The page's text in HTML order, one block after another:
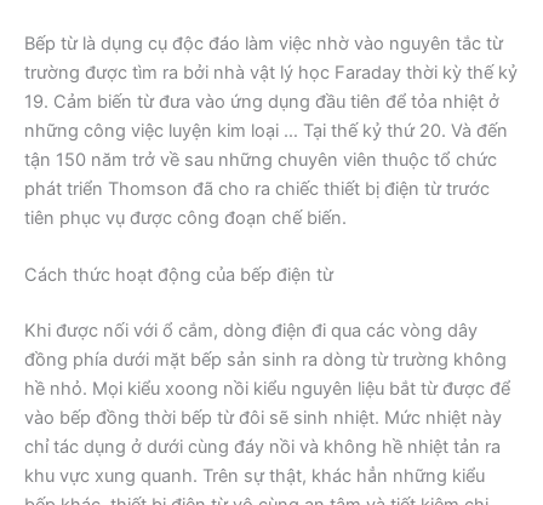
Bếp từ là dụng cụ độc đáo làm việc nhờ vào nguyên tắc từ
trường được tìm ra bởi nhà vật lý học Faraday thời kỳ thế kỷ
19. Cảm biến từ đưa vào ứng dụng đầu tiên để tỏa nhiệt ở
những công việc luyện kim loại … Tại thế kỷ thứ 20. Và đến
tận 150 năm trở về sau những chuyên viên thuộc tổ chức
phát triển Thomson đã cho ra chiếc thiết bị điện từ trước
tiên phục vụ được công đoạn chế biến.
Cách thức hoạt động của bếp điện từ
Khi được nối với ổ cắm, dòng điện đi qua các vòng dây
đồng phía dưới mặt bếp sản sinh ra dòng từ trường không
hề nhỏ. Mọi kiểu xoong nồi kiểu nguyên liệu bắt từ được để
vào bếp đồng thời bếp từ đôi sẽ sinh nhiệt. Mức nhiệt này
chỉ tác dụng ở dưới cùng đáy nồi và không hề nhiệt tản ra
khu vực xung quanh. Trên sự thật, khác hẳn những kiểu